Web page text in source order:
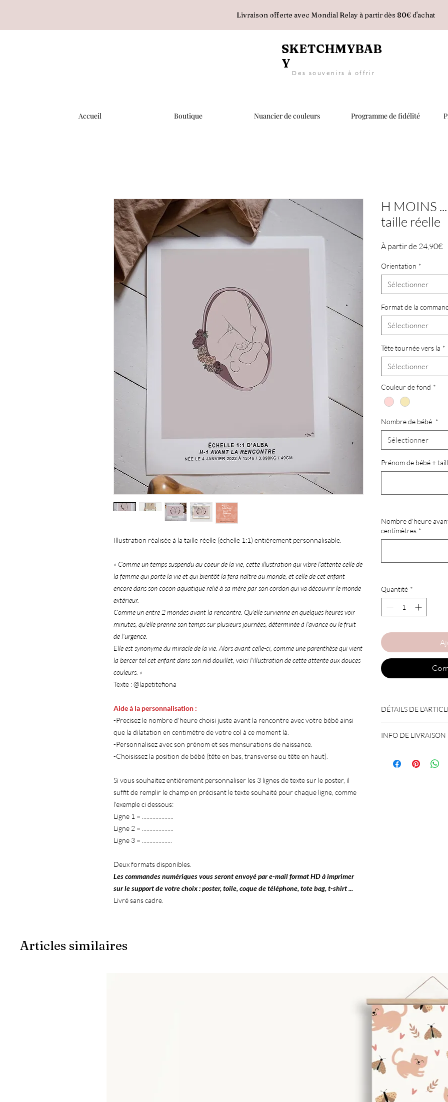
Livraison offerte avec Mondial Relay à partir dès 80€ d'achat
SKETCHMYBAB
Y
D e s s o u v e n i r s à o f f r i r
Accueil Boutique Nuancier de couleurs Programme de fidélité
Illustration réalisée à la taille réelle (échelle 1:1) entièrement personnalisable.
« Comme un temps suspendu au coeur de la vie, cette illustration qui vibre l'attente celle de
la femme qui porte la vie et qui bientôt la fera naître au monde, et celle de cet enfant
encore dans son cocon aquatique relié à sa mère par son cordon qui va découvrir le monde
extérieur.
Comme un entre 2 mondes avant la rencontre. Qu'elle survienne en quelques heures voir
minutes, qu'elle prenne son temps sur plusieurs journées, déterminée à l'avance ou le fruit
de l'urgence.
Elle est synonyme du miracle de la vie. Alors avant celle-ci, comme une parenthèse qui vient
la bercer tel cet enfant dans son nid douillet, voici l'illustration de cette attente aux douces
couleurs. »
Texte : @lapetitefiona
Aide à la personnalisation :
-Precisez le nombre d'heure choisi juste avant la rencontre avec votre bébé ainsi
que la dilatation en centimètre de votre col à ce moment là.
-Personnalisez avec son prénom et ses mensurations de naissance.
-Choisissez la position de bébé (tête en bas, transverse ou tête en haut).
Si vous souhaitez entièrement personnaliser les 3 lignes de texte sur le poster, il
suffit de remplir le champ en précisant le texte souhaité pour chaque ligne, comme
l'exemple ci dessous:
Ligne 1 = .....................
Ligne 2 = .....................
Ligne 3 = ....................
Deux formats disponibles.
Les commandes numériques vous seront envoyé par e-mail format HD à imprimer
sur le support de votre choix : poster, toile, coque de téléphone, tote bag, t-shirt ...
Livré sans cadre.
H MOINS
taille réelle
À partir de 24,90€
Orientation *
Sélectionner
Format de la
Sélectionner
Tête tournée vers la *
Sélectionner
Couleur de fond *
Nombre de bébé *
Sélectionner
Prénom de bébé +
Nombre d'heure
centimètres *
Quantité *
DÉTAILS DE
350gr avec une
INFO DE LIVRAISON
pour les commandes
Articles similaires